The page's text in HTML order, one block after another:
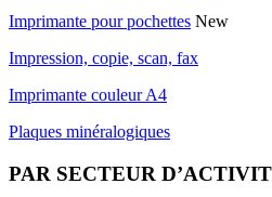
Imprimante pour pochettes New
Impression, copie, scan, fax
Imprimante couleur A4
Plaques minéralogiques
PAR SECTEUR